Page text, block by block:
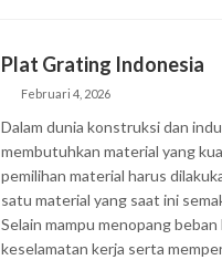
Plat Grating Indonesia
Februari 4, 2026
Dalam dunia konstruksi dan
membutuhkan material yang
pemilihan material harus
satu material yang saat ini
Selain mampu menopang
keselamatan kerja serta